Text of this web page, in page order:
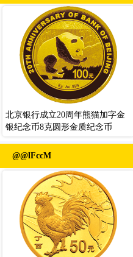
北京银行成立20周年熊猫加字金
银纪念币8克圆形金质纪念币
@@lFccM